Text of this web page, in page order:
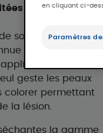
suintantes et
soins naturelle,
pour sa double
Elle
geste les peaux
colorer permettant
la lésion.
la gamme
en cliquant ci-
Paramètres